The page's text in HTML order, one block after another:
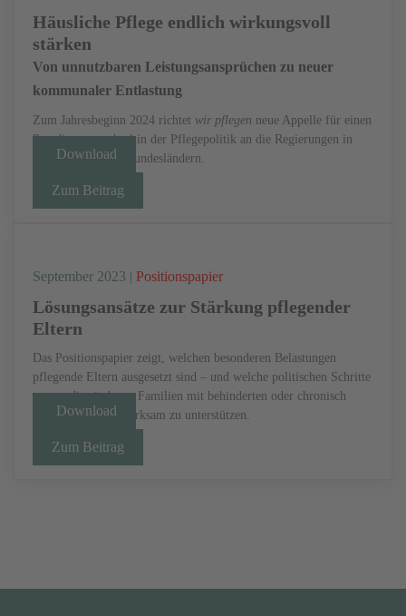
Häusliche Pflege endlich wirkungsvoll
stärken
Von unnutzbaren Leistungsansprüchen zu neuer
kommunaler Entlastung
Zum Jahresbeginn 2024 richtet wir pflegen neue Appelle für einen
Paradigmenwechsel in der Pflegepolitik an die Regierungen in
Berlin und in den Bundesländern.
Download
Zum Beitrag
September 2023 | Positionspapier
Lösungsansätze zur Stärkung pflegender
Eltern
Das Positionspapier zeigt, welchen besonderen Belastungen
pflegende Eltern ausgesetzt sind – und welche politischen Schritte
notwendig sind, um Familien mit behinderten oder chronisch
kranken Kindern wirksam zu unterstützen.
Download
Zum Beitrag